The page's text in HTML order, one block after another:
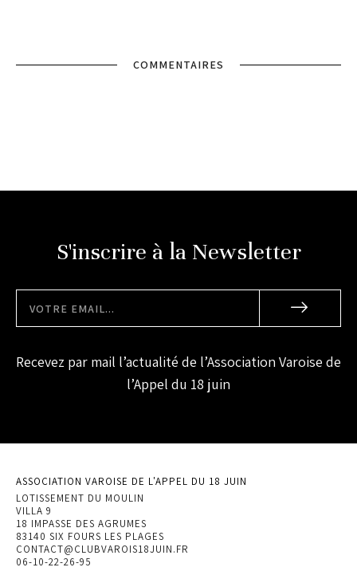
COMMENTAIRES
S'inscrire à la Newsletter
Recevez par mail l’actualité de l’Association Varoise de
l’Appel du 18 juin
ASSOCIATION VAROISE DE L'APPEL DU 18 JUIN
LOTISSEMENT DU MOULIN
VILLA 9
18 IMPASSE DES AGRUMES
83140 SIX FOURS LES PLAGES
CONTACT@CLUBVAROIS18JUIN.FR
06-10-22-26-95